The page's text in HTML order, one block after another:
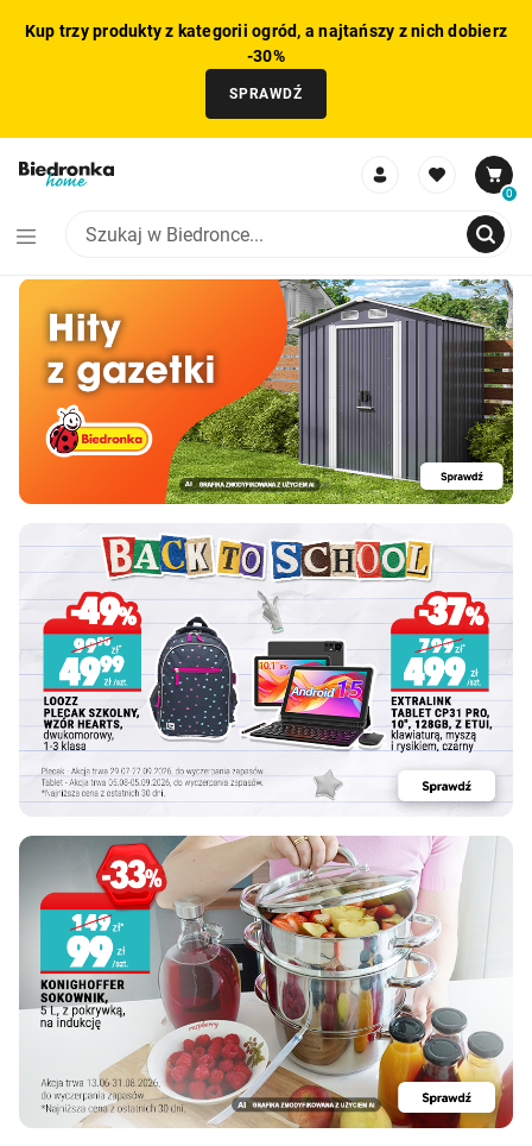
Kup trzy produkty z kategorii ogród, a najtańszy z nich dobierz
-30%
SPRAWDŹ
0
DODANO PRODUKT DO KOSZYKA
ZMNIEJSZONO LICZBĘ PRODUKTÓW
USUNIĘTO PRODUKT Z KOSZYKA
ZESTAW DODANY DO KOSZYKA
NIE MOŻNA BYŁO DODAĆ CAŁEGO ZESTAWU DO KOSZYKA